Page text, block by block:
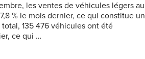
les ventes de véhicules légers au
% le mois dernier, ce qui constitue un
135 476 véhicules ont été
ce qui …